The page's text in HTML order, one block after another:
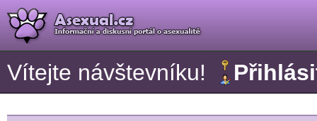
Vítejte návštevníku!